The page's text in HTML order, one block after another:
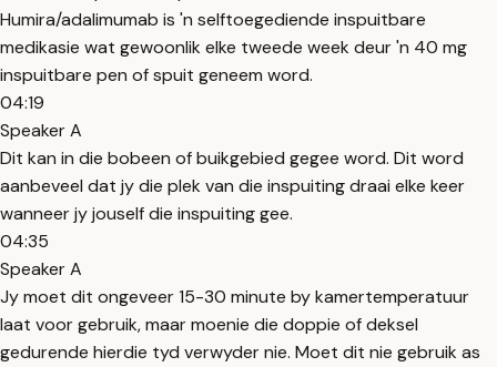
Humira/adalimumab is 'n selftoegediende inspuitbare
medikasie wat gewoonlik elke tweede week deur 'n 40 mg
inspuitbare pen of spuit geneem word.
04:19
Speaker A
Dit kan in die bobeen of buikgebied gegee word. Dit word
aanbeveel dat jy die plek van die inspuiting draai elke keer
wanneer jy jouself die inspuiting gee.
04:35
Speaker A
Jy moet dit ongeveer 15-30 minute by kamertemperatuur
laat voor gebruik, maar moenie die doppie of deksel
gedurende hierdie tyd verwyder nie. Moet dit nie gebruik as